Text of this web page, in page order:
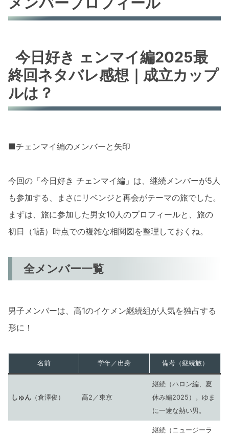
今日好き ェンマイ編2025最
終回ネタバレ感想｜成立カップ
ルは？
■チェンマイ編のメンバーと矢印
今回の「今日好き チェンマイ編」は、継続メンバーが5人
も参加する、まさにリベンジと再会がテーマの旅でした。
まずは、旅に参加した男女10人のプロフィールと、旅の
初日（1話）時点での複雑な相関図を整理しておくね。
全メンバー一覧
男子メンバーは、高1のイケメン継続組が人気を独占する
形に！
名前 学年／出身 備考（継続旅）
しゅん （倉澤俊） 高2／東京
継続（ハロン編、夏
休み編2025）。ゆま
に一途な熱い男。
継続（ニュージーラ